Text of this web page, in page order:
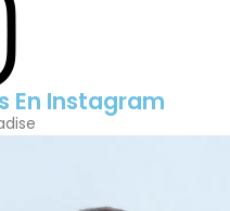
En Instagram